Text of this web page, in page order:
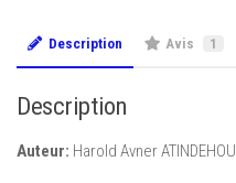
éviter
Description Avis 1
Description
Auteur: Harold Avner ATINDEHOU